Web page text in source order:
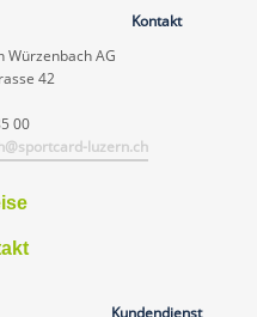
Kontakt
Würzenbach AG
42
00
luzern.ch
Kundendienst